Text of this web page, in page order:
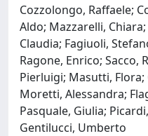
Cozzolongo, Raffaele;
Aldo; Mazzarelli,
Claudia; Fagiuoli,
Ragone, Enrico; Sacco,
Pierluigi; Masutti, Flora;
Moretti, Alessandra;
Pasquale, Giulia;
Gentilucci, Umberto